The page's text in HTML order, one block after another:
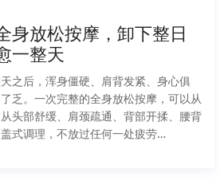
身放松按摩，卸下整日
一整天
之后，浑身僵硬、肩背发紧、身心俱
乏。一次完整的全身放松按摩，可以从
头部舒缓、肩颈疏通、背部开揉、腰背
式调理，不放过任何一处疲劳…